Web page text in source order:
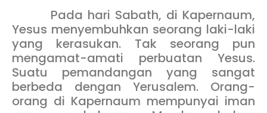
Pada hari Sabath, di Kapernaum,
Yesus menyembuhkan seorang laki-laki
yang kerasukan. Tak seorang pun
mengamat-amati perbuatan Yesus.
Suatu pemandangan yang sangat
berbeda dengan Yerusalem. Orang-
orang di Kapernaum mempunyai iman